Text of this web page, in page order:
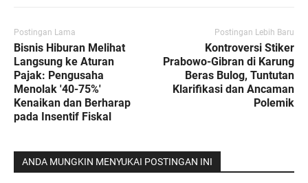
Postingan Lama
Bisnis Hiburan Melihat
Langsung ke Aturan
Pajak: Pengusaha
Menolak '40-75%'
Kenaikan dan Berharap
pada Insentif Fiskal
Postingan Lebih Baru
Kontroversi Stiker
Prabowo-Gibran di Karung
Beras Bulog, Tuntutan
Klarifikasi dan Ancaman
Polemik
ANDA MUNGKIN MENYUKAI POSTINGAN INI